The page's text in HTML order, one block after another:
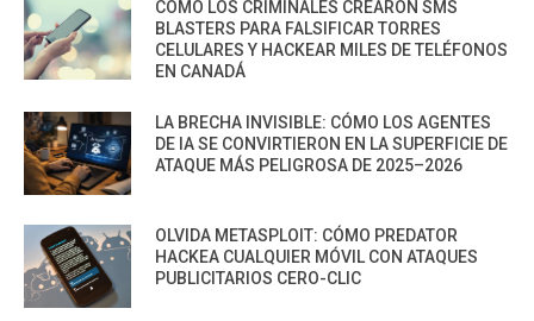
CÓMO LOS CRIMINALES CREARON SMS
BLASTERS PARA FALSIFICAR TORRES
CELULARES Y HACKEAR MILES DE TELÉFONOS
EN CANADÁ
LA BRECHA INVISIBLE: CÓMO LOS AGENTES
DE IA SE CONVIRTIERON EN LA SUPERFICIE DE
ATAQUE MÁS PELIGROSA DE 2025–2026
OLVIDA METASPLOIT: CÓMO PREDATOR
HACKEA CUALQUIER MÓVIL CON ATAQUES
PUBLICITARIOS CERO-CLIC